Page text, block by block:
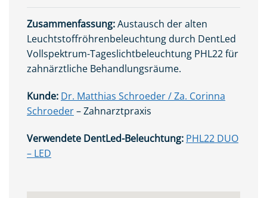
Zusammenfassung:Austausch der alten
Leuchtstoffröhrenbeleuchtung durch DentLed
Vollspektrum-Tageslichtbeleuchtung PHL22 für
zahnärztliche Behandlungsräume.
Kunde: Dr. Matthias Schroeder / Za. Corinna
Schroeder– Zahnarztpraxis
Verwendete DentLed-Beleuchtung: PHL22 DUO
– LED